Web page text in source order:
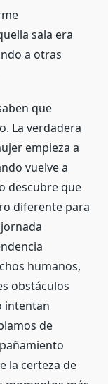
sala era
a otras
que
La verdadera
empieza a
vuelve a
descubre que
diferente para
humanos,
obstáculos
intentan
de
la certeza de